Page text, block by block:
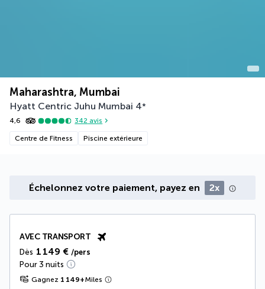
Maharashtra, Mumbai
Hyatt Centric Juhu Mumbai 4*
4,6 342 avis
Centre de Fitness Piscine extérieure
Échelonnez votre paiement, payez en 2x
AVEC TRANSPORT
Dès 1 149 € /pers
Pour 3 nuits
Gagnez 1 149+Miles